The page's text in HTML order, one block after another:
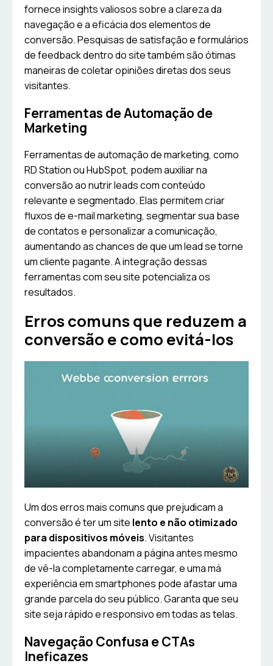
fornece insights valiosos sobre a clareza da
navegação e a eficácia dos elementos de
conversão. Pesquisas de satisfação e formulários
de feedback dentro do site também são ótimas
maneiras de coletar opiniões diretas dos seus
visitantes.
Ferramentas de Automação de
Marketing
Ferramentas de automação de marketing, como
RD Station ou HubSpot, podem auxiliar na
conversão ao nutrir leads com conteúdo
relevante e segmentado. Elas permitem criar
fluxos de e-mail marketing, segmentar sua base
de contatos e personalizar a comunicação,
aumentando as chances de que um lead se torne
um cliente pagante. A integração dessas
ferramentas com seu site potencializa os
resultados.
Erros comuns que reduzem a
conversão e como evitá-los
Um dos erros mais comuns que prejudicam a
conversão é ter um site lento e não otimizado
para dispositivos móveis. Visitantes
impacientes abandonam a página antes mesmo
de vê-la completamente carregar, e uma má
experiência em smartphones pode afastar uma
grande parcela do seu público. Garanta que seu
site seja rápido e responsivo em todas as telas.
Navegação Confusa e CTAs
Ineficazes